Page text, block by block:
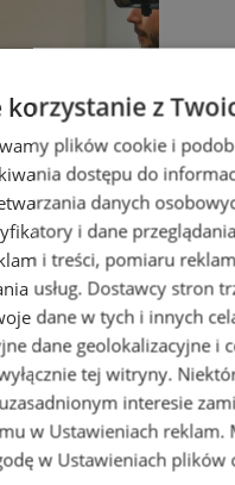
2025 rok
w Wodzisławiu
z
plików cookie i
dostępu do
danych
i dane
i treści, pomiaru
usług. Dostawcy stron
dane w tych i innych
dane geolokalizacyjne i
tej witryny.
interesie
w Ustawieniach reklam.
w Ustawieniach plików